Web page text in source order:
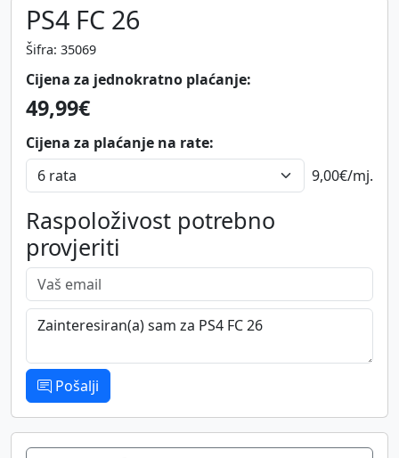
PS4 FC 26
Šifra: 35069
Cijena za jednokratno plaćanje:
49,99€
Cijena za plaćanje na rate:
9,00€/mj.
Raspoloživost potrebno
provjeriti
Vaš email
Poruka
Pošalji